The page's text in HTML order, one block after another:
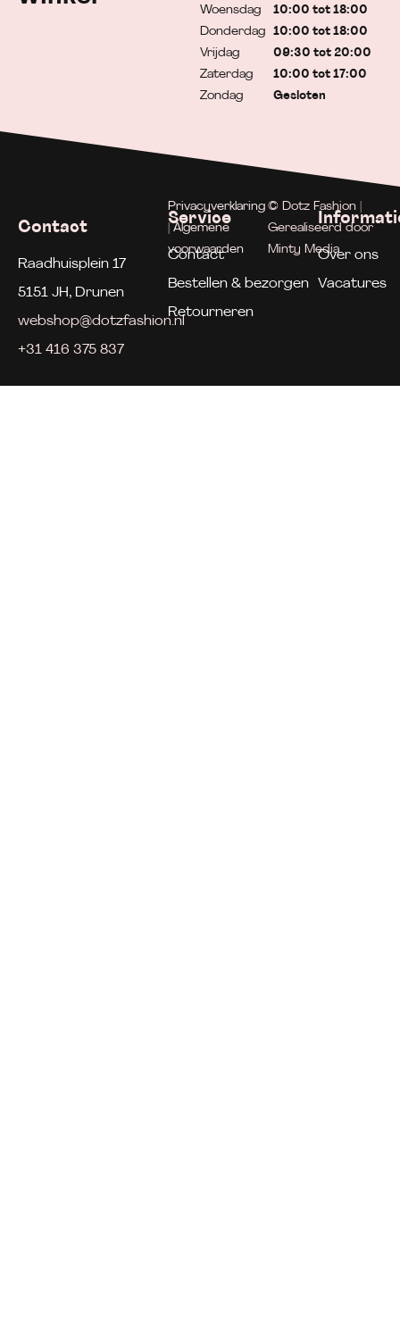
Woensdag
Donderdag
Vrijdag
Zaterdag
Zondag
10:00 tot 18:00
10:00 tot 18:00
09:30 tot 20:00
10:00 tot 17:00
Gesloten
Contact
Raadhuisplein 17
5151 JH, Drunen
webshop@dotzfashion.nl
+31 416 375 837
Service
Contact
Bestellen & bezorgen
Retourneren
Over ons
Vacatures
Privacyverklaring
| Algemene
voorwaarden
© Dotz Fashion |
Gerealiseerd door
Minty Media